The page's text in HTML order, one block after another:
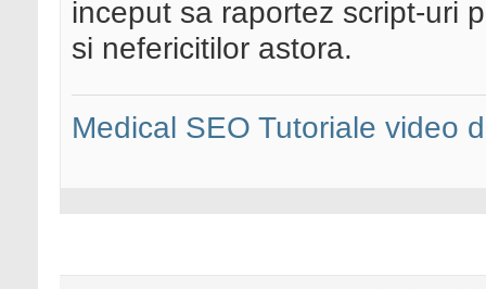
inceput sa raportez script-uri
si nefericitilor astora.
Medical SEO Tutoriale video